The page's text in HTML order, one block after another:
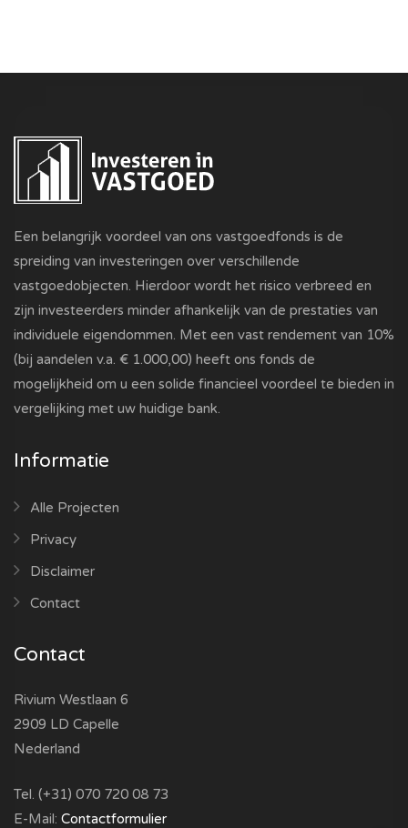
Een belangrijk voordeel van ons vastgoedfonds is de
spreiding van investeringen over verschillende
vastgoedobjecten. Hierdoor wordt het risico verbreed en
zijn investeerders minder afhankelijk van de prestaties van
individuele eigendommen. Met een vast rendement van 10%
(bij aandelen v.a. € 1.000,00) heeft ons fonds de
mogelijkheid om u een solide financieel voordeel te bieden in
vergelijking met uw huidige bank.
Informatie
Alle Projecten
Privacy
Disclaimer
Contact
Contact
Rivium Westlaan 6
2909 LD Capelle
Nederland
Tel. (+31) 070 720 08 73
E-Mail: Contactformulier